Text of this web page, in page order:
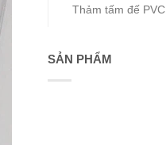
Thảm tấm đế PVC
SẢN PHẨM